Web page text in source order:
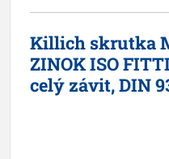
Killich skrutka
ZINOK ISO
celý závit, DIN